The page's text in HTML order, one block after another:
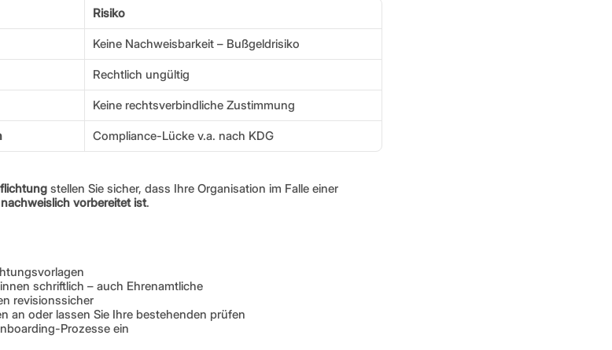
Risiko
Keine Nachweisbarkeit – Bußgeldrisiko
Rechtlich ungültig
Keine rechtsverbindliche Zustimmung
Compliance-Lücke v.a. nach KDG
stellen Sie sicher, dass Ihre Organisation im Falle einer
nachweislich vorbereitet ist.
schriftlich – auch Ehrenamtliche
revisionssicher
an oder lassen Sie Ihre bestehenden prüfen
Prozesse ein